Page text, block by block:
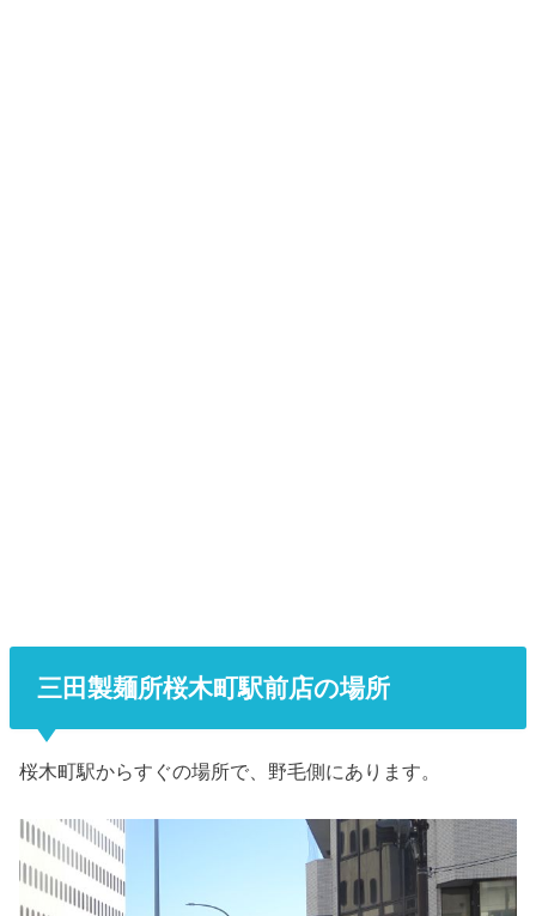
三田製麺所桜木町駅前店の場所
桜木町駅からすぐの場所で、野毛側にあります。